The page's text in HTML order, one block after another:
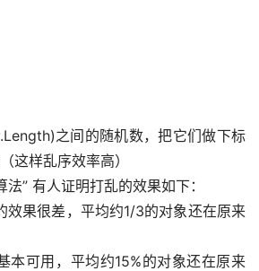
之间的随机数，把它们做下标
这样乱序效率高）
” 有人证明打乱的效果如下：
效果很差，平均约1/3的对象还在原来
本可用，平均约15%的对象还在原来